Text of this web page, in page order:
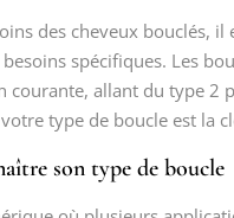
des cheveux bouclés,
spécifiques. Les
courante, allant du type 2
type de boucle est
son type de boucle